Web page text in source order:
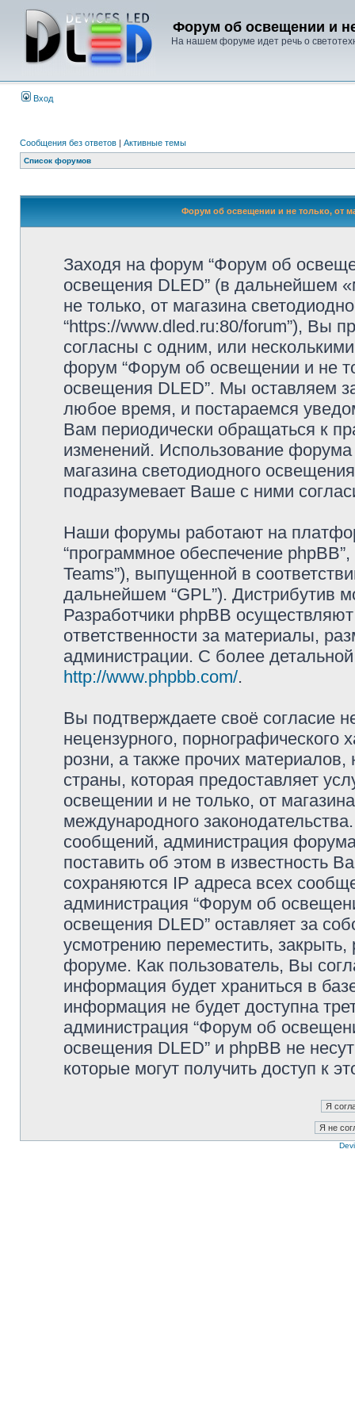
Форум об освещении и
На нашем форуме идет речь о
Вход
Сообщения без ответов | Активные темы
Список форумов
Форум об освещении и не только, от
Заходя на форум “Форум об
освещения DLED” (в дальнейшем
не только, от магазина
“https://www.dled.ru:80/forum”), Вы
согласны с одним, или
форум “Форум об освещении и не
освещения DLED”. Мы оставляем
любое время, и постараемся
Вам периодически обращаться к
изменений. Использование
магазина светодиодного
подразумевает Ваше с ними
Наши форумы работают на
“программное обеспечение
Teams”), выпущенной в
дальнейшем “GPL”). Дистрибутив
Разработчики phpBB
ответственности за материалы,
администрации. С более
http://www.phpbb.com/.
Вы подтверждаете своё согласие
нецензурного, порнографического
розни, а также прочих
страны, которая предоставляет
освещении и не только, от
международного
сообщений, администрация
поставить об этом в известность
сохраняются IP адреса всех
администрация “Форум об
освещения DLED” оставляет за
усмотрению переместить,
форуме. Как пользователь, Вы
информация будет храниться в
информация не будет доступна
администрация “Форум об
освещения DLED” и phpBB не
которые могут получить доступ к